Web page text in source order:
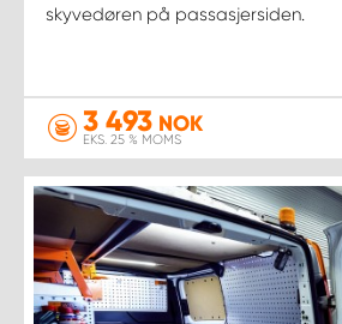
skyvedøren på passasjersiden.
3 493 NOK
EKS. 25 % MOMS